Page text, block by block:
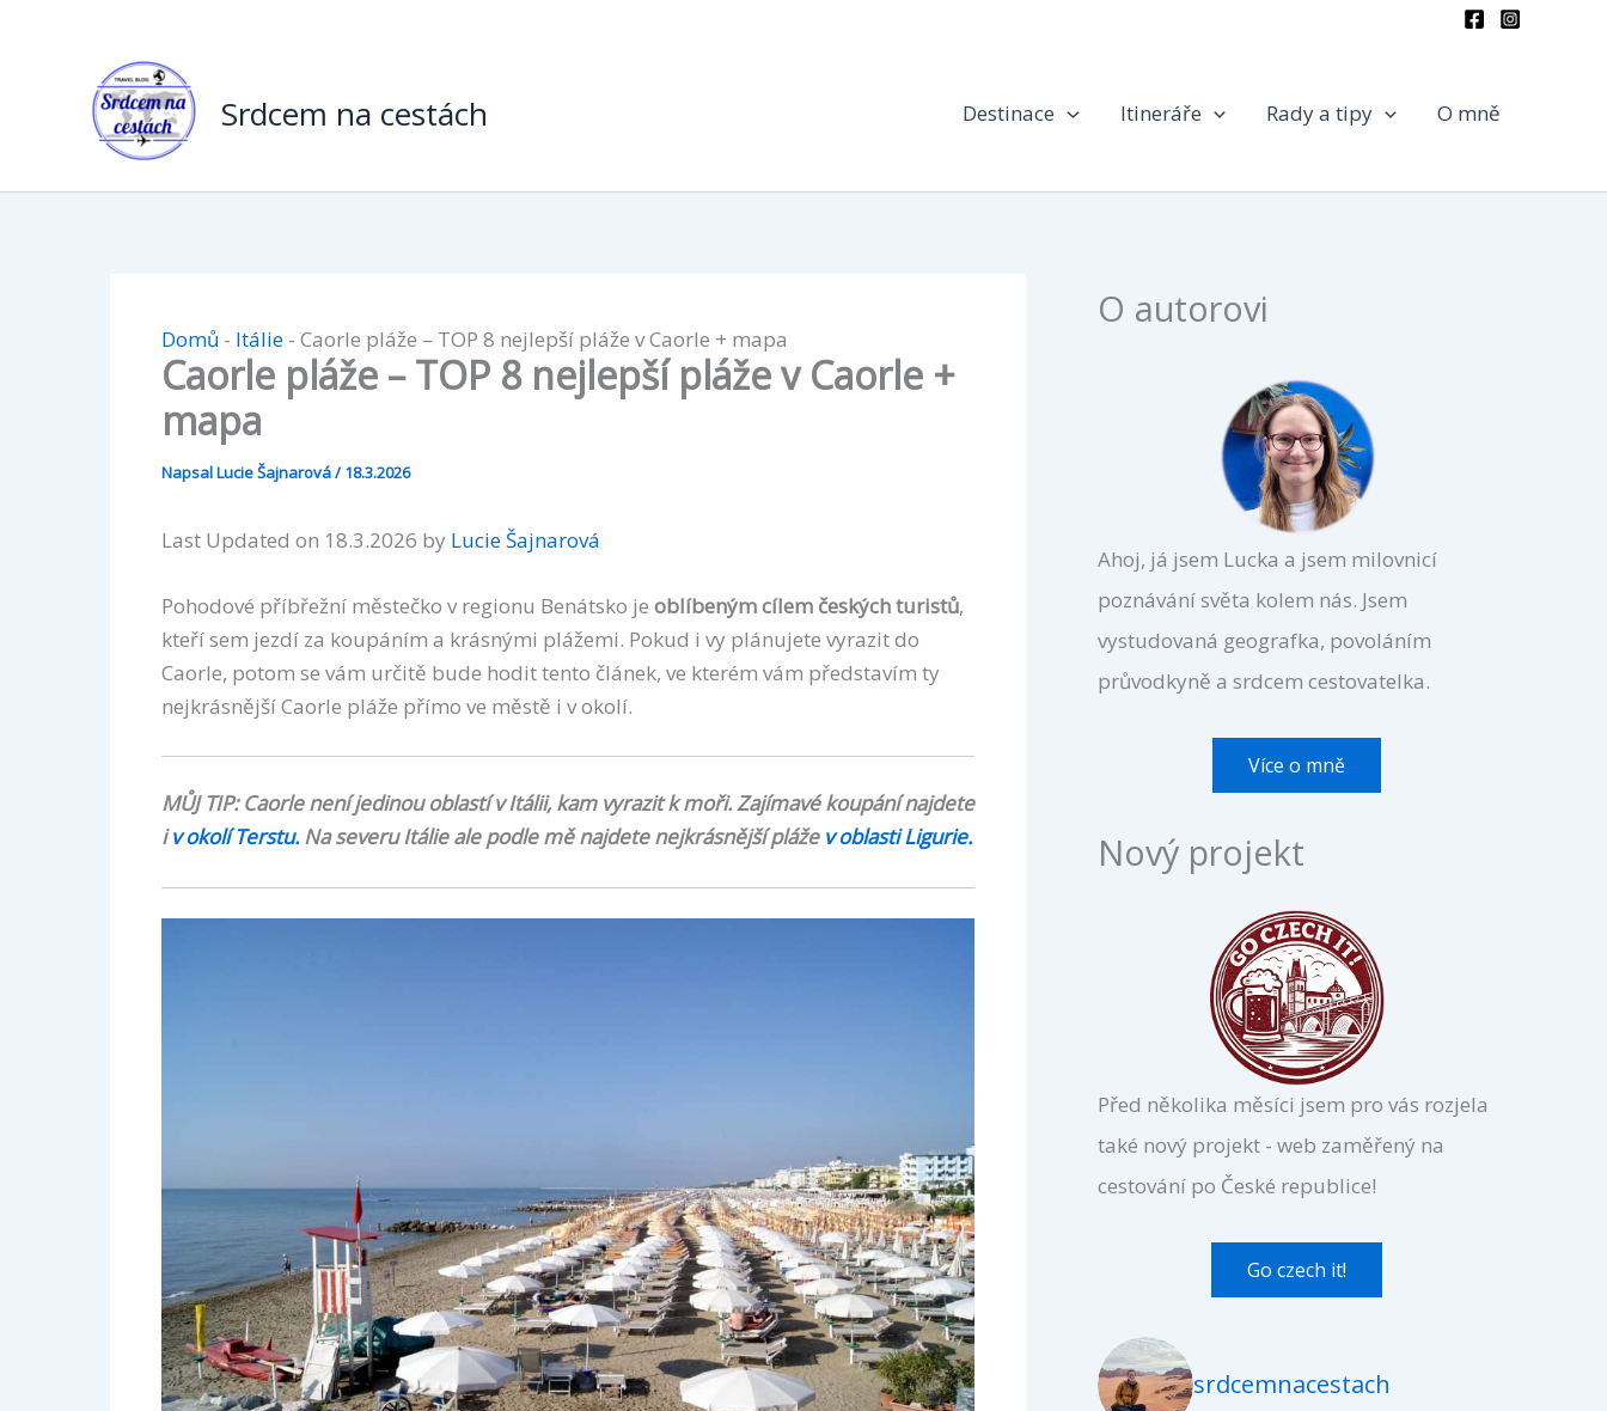
Srdcem na cestách Destinace Itineráře Rady a tipy O mně
Domů - Itálie- Caorle pláže – TOP 8 nejlepší pláže v Caorle + mapa
Caorle pláže – TOP 8 nejlepší pláže v Caorle +
mapa
NapsalLucie Šajnarová/18.3.2026
Last Updated on 18.3.2026 by Lucie Šajnarová
Pohodové příbřežní městečko v regionu Benátsko je oblíbeným cílem českých turistů,
kteří sem jezdí za koupáním a krásnými plážemi. Pokud i vy plánujete vyrazit do
Caorle, potom se vám určitě bude hodit tento článek, ve kterém vám představím ty
nejkrásnější Caorle pláže přímo ve městě i v okolí.
MŮJ TIP: Caorle není jedinou oblastí v Itálii, kam vyrazit k moři. Zajímavé koupání najdete
iv okolí Terstu.Na severu Itálie ale podle mě najdete nejkrásnější pláže v oblasti Ligurie.
O autorovi
Ahoj, já jsem Lucka a jsem milovnicí
poznávání světa kolem nás. Jsem
vystudovaná geografka, povoláním
průvodkyně a srdcem cestovatelka.
Více o mně
Nový projekt
Před několika měsíci jsem pro vás rozjela
také nový projekt - web zaměřený na
cestování po České republice!
Go czech it!
srdcemnacestach